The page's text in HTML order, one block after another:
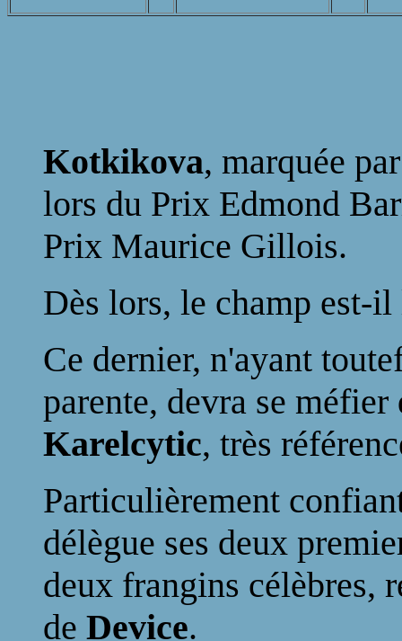
Kotkikova, marquée
lors du Prix Edmond
Prix Maurice Gillois.
Dès lors, le champ est-
Ce dernier, n'ayant
parente, devra se
Karelcytic, très
Particulièrement
délègue ses deux
deux frangins célèbres,
de Device.